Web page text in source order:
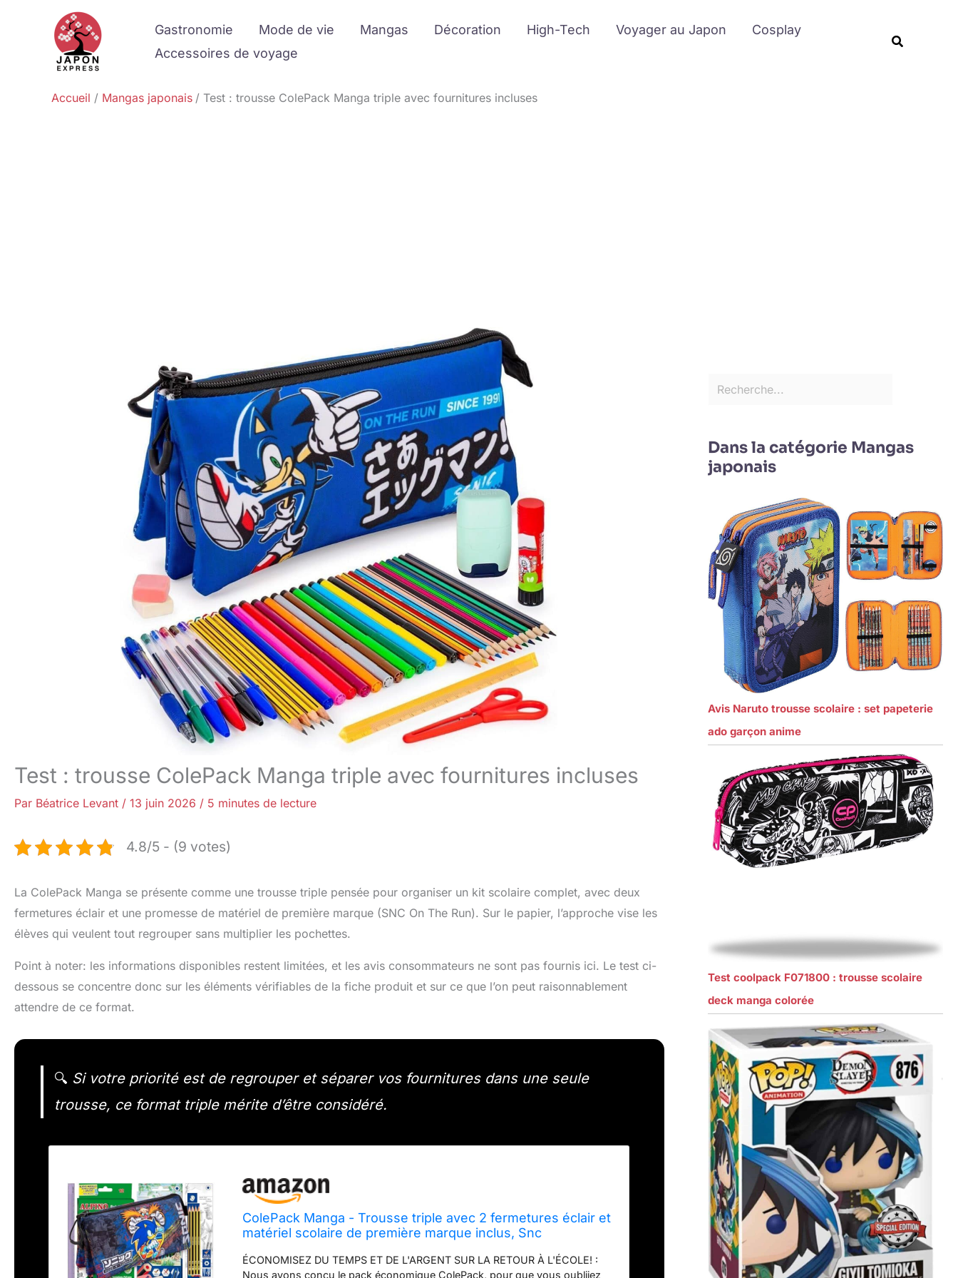
Gastronomie Mode de vie Mangas Décoration High-Tech Voyager au Japon
Cosplay
Accessoires de voyage
Accueil Mangas japonais Test : trousse ColePack Manga triple avec fournitures incluses
Test : trousse ColePack Manga triple avec fournitures incluses
Par Béatrice Levant / 13 juin 2026 / 5 minutes de lecture
4.8/5 - (9 votes)
La ColePack Manga se présente comme une trousse triple pensée pour organiser un kit scolaire complet, avec deux
fermetures éclair et une promesse de matériel de première marque (SNC On The Run). Sur le papier, l’approche vise les
élèves qui veulent tout regrouper sans multiplier les pochettes.
Point à noter: les informations disponibles restent limitées, et les avis consommateurs ne sont pas fournis ici. Le test ci-
dessous se concentre donc sur les éléments vérifiables de la fiche produit et sur ce que l’on peut raisonnablement
attendre de ce format.
🔍 Si votre priorité est de regrouper et séparer vos fournitures dans une seule
trousse, ce format triple mérite d’être considéré.
ColePack Manga - Trousse triple avec 2 fermetures éclair et
matériel scolaire de première marque inclus, Snc
ÉCONOMISEZ DU TEMPS ET DE L'ARGENT SUR LA RETOUR À L'ÉCOLE! :
Nous avons conçu le pack économique ColePack, pour que vous oubliiez
Dans la catégorie Mangas
japonais
Avis Naruto trousse scolaire : set papeterie
ado garçon anime
Test coolpack F071800 : trousse scolaire
deck manga colorée